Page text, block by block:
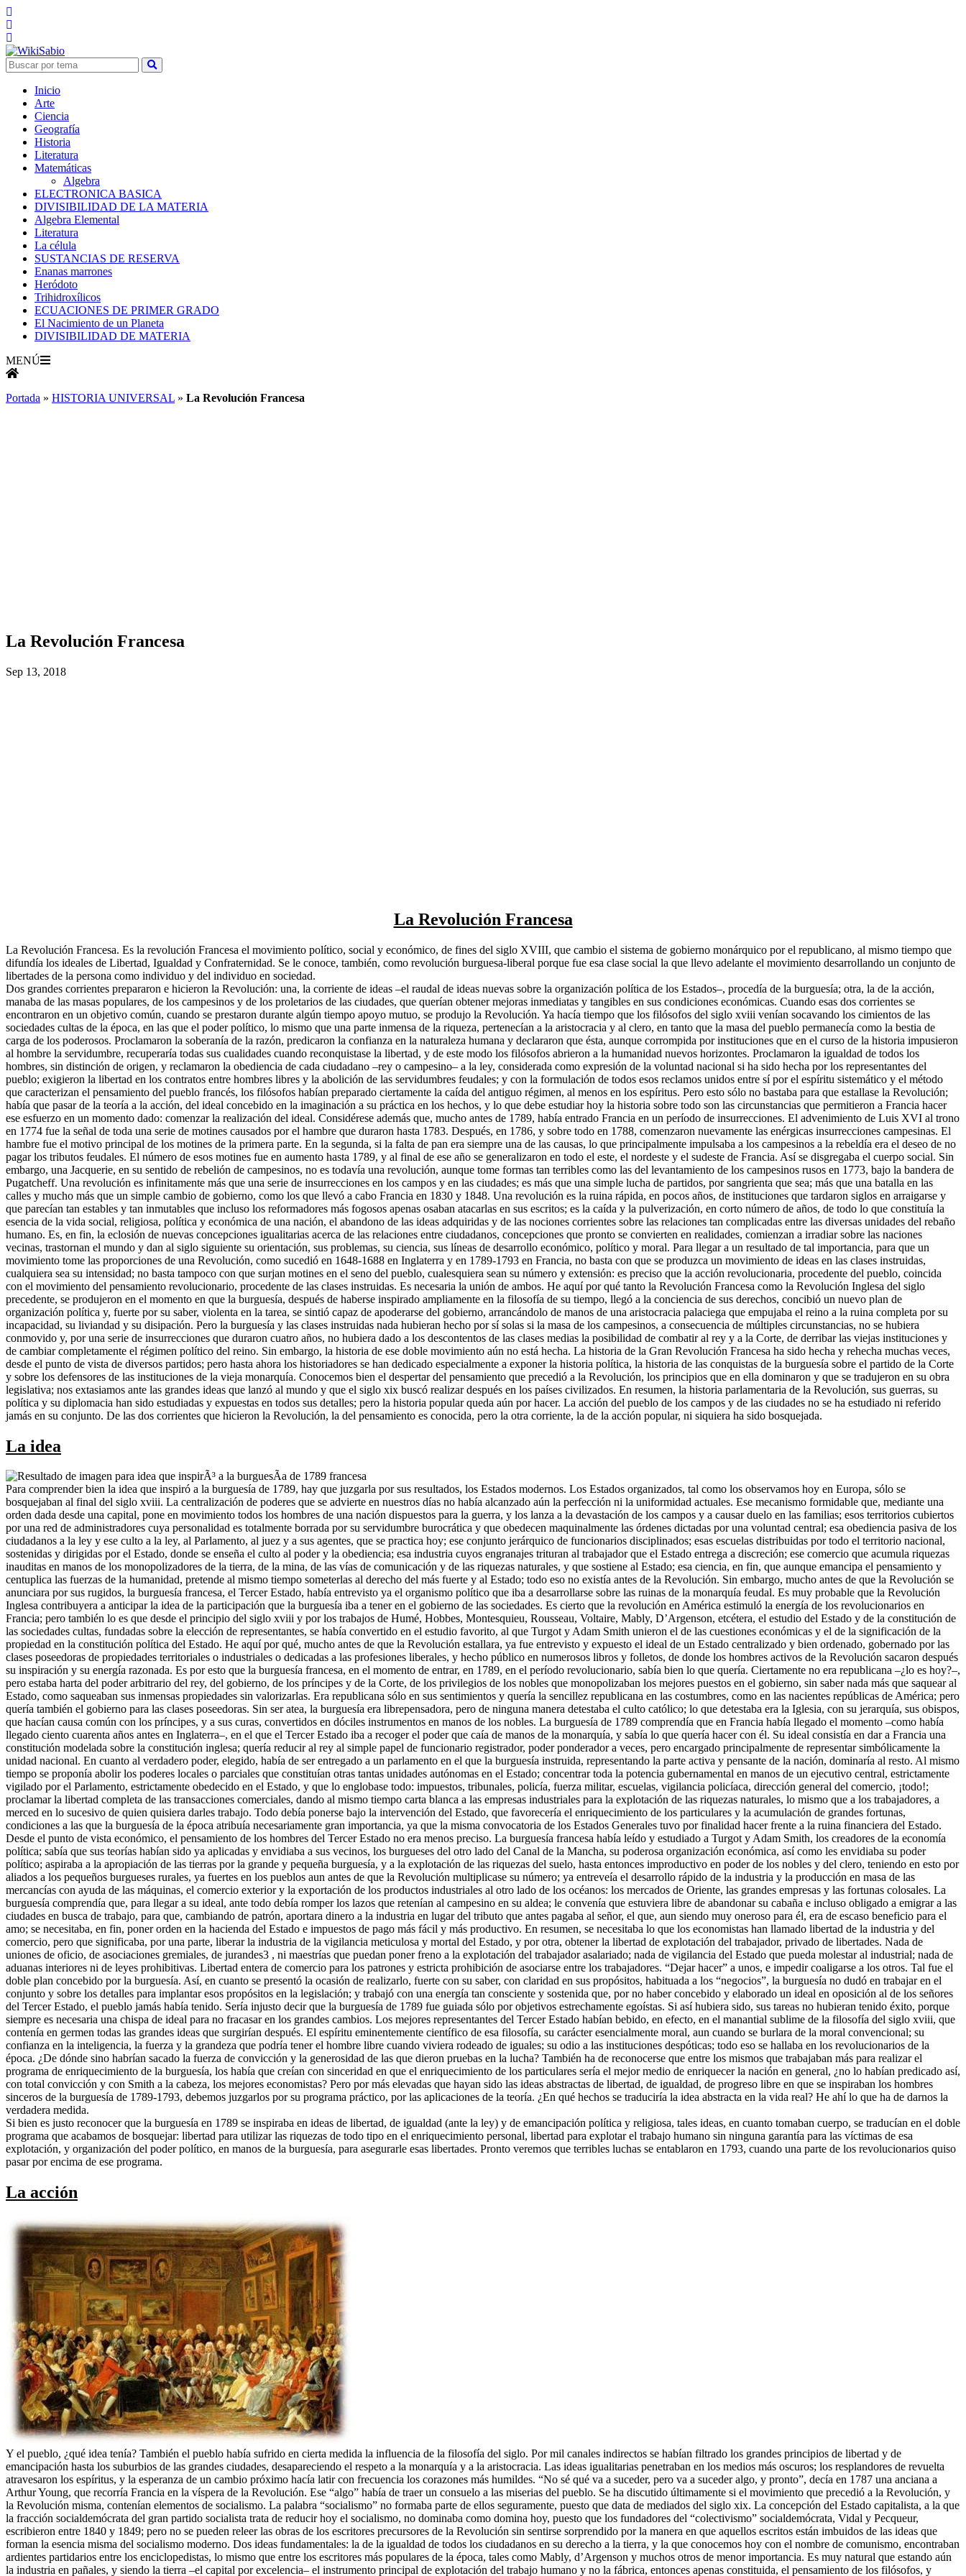
Inicio
Arte
Ciencia
Geografía
Historia
Literatura
Matemáticas
Algebra
ELECTRONICA BASICA
DIVISIBILIDAD DE LA MATERIA
Algebra Elemental
Literatura
La célula
SUSTANCIAS DE RESERVA
Enanas marrones
Heródoto
Trihidroxílicos
ECUACIONES DE PRIMER GRADO
El Nacimiento de un Planeta
DIVISIBILIDAD DE MATERIA
MENÚ
Portada » HISTORIA UNIVERSAL » La Revolución Francesa
La Revolución Francesa
Sep 13, 2018
La Revolución Francesa
La Revolución Francesa. Es la revolución Francesa el movimiento político, social y económico, de fines del siglo XVIII, que cambio el sistema de gobierno monárquico por el republicano, al mismo tiempo que
difundía los ideales de Libertad, Igualdad y Confraternidad. Se le conoce, también, como revolución burguesa-liberal porque fue esa clase social la que llevo adelante el movimiento desarrollando un conjunto de
libertades de la persona como individuo y del individuo en sociedad.
Dos grandes corrientes prepararon e hicieron la Revolución: una, la corriente de ideas –el raudal de ideas nuevas sobre la organización política de los Estados–, procedía de la burguesía; otra, la de la acción,
manaba de las masas populares, de los campesinos y de los proletarios de las ciudades, que querían obtener mejoras inmediatas y tangibles en sus condiciones económicas. Cuando esas dos corrientes se
encontraron en un objetivo común, cuando se prestaron durante algún tiempo apoyo mutuo, se produjo la Revolución. Ya hacía tiempo que los filósofos del siglo xviii venían socavando los cimientos de las
sociedades cultas de la época, en las que el poder político, lo mismo que una parte inmensa de la riqueza, pertenecían a la aristocracia y al clero, en tanto que la masa del pueblo permanecía como la bestia de
carga de los poderosos. Proclamaron la soberanía de la razón, predicaron la confianza en la naturaleza humana y declararon que ésta, aunque corrompida por instituciones que en el curso de la historia impusieron
al hombre la servidumbre, recuperaría todas sus cualidades cuando reconquistase la libertad, y de este modo los filósofos abrieron a la humanidad nuevos horizontes. Proclamaron la igualdad de todos los
hombres, sin distinción de origen, y reclamaron la obediencia de cada ciudadano –rey o campesino– a la ley, considerada como expresión de la voluntad nacional si ha sido hecha por los representantes del
pueblo; exigieron la libertad en los contratos entre hombres libres y la abolición de las servidumbres feudales; y con la formulación de todos esos reclamos unidos entre sí por el espíritu sistemático y el método
que caracterizan el pensamiento del pueblo francés, los filósofos habían preparado ciertamente la caída del antiguo régimen, al menos en los espíritus. Pero esto sólo no bastaba para que estallase la Revolución;
había que pasar de la teoría a la acción, del ideal concebido en la imaginación a su práctica en los hechos, y lo que debe estudiar hoy la historia sobre todo son las circunstancias que permitieron a Francia hacer
ese esfuerzo en un momento dado: comenzar la realización del ideal. Considérese además que, mucho antes de 1789, había entrado Francia en un período de insurrecciones. El advenimiento de Luis XVI al trono
en 1774 fue la señal de toda una serie de motines causados por el hambre que duraron hasta 1783. Después, en 1786, y sobre todo en 1788, comenzaron nuevamente las enérgicas insurrecciones campesinas. El
hambre fue el motivo principal de los motines de la primera parte. En la segunda, si la falta de pan era siempre una de las causas, lo que principalmente impulsaba a los campesinos a la rebeldía era el deseo de no
pagar los tributos feudales. El número de esos motines fue en aumento hasta 1789, y al final de ese año se generalizaron en todo el este, el nordeste y el sudeste de Francia. Así se disgregaba el cuerpo social. Sin
embargo, una Jacquerie, en su sentido de rebelión de campesinos, no es todavía una revolución, aunque tome formas tan terribles como las del levantamiento de los campesinos rusos en 1773, bajo la bandera de
Pugatcheff. Una revolución es infinitamente más que una serie de insurrecciones en los campos y en las ciudades; es más que una simple lucha de partidos, por sangrienta que sea; más que una batalla en las
calles y mucho más que un simple cambio de gobierno, como los que llevó a cabo Francia en 1830 y 1848. Una revolución es la ruina rápida, en pocos años, de instituciones que tardaron siglos en arraigarse y
que parecían tan estables y tan inmutables que incluso los reformadores más fogosos apenas osaban atacarlas en sus escritos; es la caída y la pulverización, en corto número de años, de todo lo que constituía la
esencia de la vida social, religiosa, política y económica de una nación, el abandono de las ideas adquiridas y de las nociones corrientes sobre las relaciones tan complicadas entre las diversas unidades del rebaño
humano. Es, en fin, la eclosión de nuevas concepciones igualitarias acerca de las relaciones entre ciudadanos, concepciones que pronto se convierten en realidades, comienzan a irradiar sobre las naciones
vecinas, trastornan el mundo y dan al siglo siguiente su orientación, sus problemas, su ciencia, sus líneas de desarrollo económico, político y moral. Para llegar a un resultado de tal importancia, para que un
movimiento tome las proporciones de una Revolución, como sucedió en 1648-1688 en Inglaterra y en 1789-1793 en Francia, no basta con que se produzca un movimiento de ideas en las clases instruidas,
cualquiera sea su intensidad; no basta tampoco con que surjan motines en el seno del pueblo, cualesquiera sean su número y extensión: es preciso que la acción revolucionaria, procedente del pueblo, coincida
con el movimiento del pensamiento revolucionario, procedente de las clases instruidas. Es necesaria la unión de ambos. He aquí por qué tanto la Revolución Francesa como la Revolución Inglesa del siglo
precedente, se produjeron en el momento en que la burguesía, después de haberse inspirado ampliamente en la filosofía de su tiempo, llegó a la conciencia de sus derechos, concibió un nuevo plan de
organización política y, fuerte por su saber, violenta en la tarea, se sintió capaz de apoderarse del gobierno, arrancándolo de manos de una aristocracia palaciega que empujaba el reino a la ruina completa por su
incapacidad, su liviandad y su disipación. Pero la burguesía y las clases instruidas nada hubieran hecho por sí solas si la masa de los campesinos, a consecuencia de múltiples circunstancias, no se hubiera
conmovido y, por una serie de insurrecciones que duraron cuatro años, no hubiera dado a los descontentos de las clases medias la posibilidad de combatir al rey y a la Corte, de derribar las viejas instituciones y
de cambiar completamente el régimen político del reino. Sin embargo, la historia de ese doble movimiento aún no está hecha. La historia de la Gran Revolución Francesa ha sido hecha y rehecha muchas veces,
desde el punto de vista de diversos partidos; pero hasta ahora los historiadores se han dedicado especialmente a exponer la historia política, la historia de las conquistas de la burguesía sobre el partido de la Corte
y sobre los defensores de las instituciones de la vieja monarquía. Conocemos bien el despertar del pensamiento que precedió a la Revolución, los principios que en ella dominaron y que se tradujeron en su obra
legislativa; nos extasiamos ante las grandes ideas que lanzó al mundo y que el siglo xix buscó realizar después en los países civilizados. En resumen, la historia parlamentaria de la Revolución, sus guerras, su
política y su diplomacia han sido estudiadas y expuestas en todos sus detalles; pero la historia popular queda aún por hacer. La acción del pueblo de los campos y de las ciudades no se ha estudiado ni referido
jamás en su conjunto. De las dos corrientes que hicieron la Revolución, la del pensamiento es conocida, pero la otra corriente, la de la acción popular, ni siquiera ha sido bosquejada.
La idea
Para comprender bien la idea que inspiró a la burguesía de 1789, hay que juzgarla por sus resultados, los Estados modernos. Los Estados organizados, tal como los observamos hoy en Europa, sólo se bosquejaban al final del siglo xviii. La centralización de poderes que se advierte en nuestros días no había alcanzado aún la perfección ni la uniformidad actuales. Ese mecanismo formidable que, mediante una orden dada desde una capital, pone en movimiento todos los hombres de una nación dispuestos para la guerra, y los lanza a la devastación de los campos y a causar duelo en las familias; esos territorios cubiertos por una red de administradores cuya personalidad es totalmente borrada por su servidumbre burocrática y que obedecen maquinalmente las órdenes dictadas por una voluntad central; esa obediencia pasiva de los ciudadanos a la ley y ese culto a la ley, al Parlamento, al juez y a sus agentes, que se practica hoy; ese conjunto jerárquico de funcionarios disciplinados; esas escuelas distribuidas por todo el territorio nacional, sostenidas y dirigidas por el Estado, donde se enseña el culto al poder y la obediencia; esa industria cuyos engranajes trituran al trabajador que el Estado entrega a discreción; ese comercio que acumula riquezas inauditas en manos de los monopolizadores de la tierra, de la mina, de las vías de comunicación y de las riquezas naturales, y que sostiene al Estado; esa ciencia, en fin, que aunque emancipa el pensamiento y centuplica las fuerzas de la humanidad, pretende al mismo tiempo someterlas al derecho del más fuerte y al Estado; todo eso no existía antes de la Revolución. Sin embargo, mucho antes de que la Revolución se anunciara por sus rugidos, la burguesía francesa, el Tercer Estado, había entrevisto ya el organismo político que iba a desarrollarse sobre las ruinas de la monarquía feudal. Es muy probable que la Revolución Inglesa contribuyera a anticipar la idea de la participación que la burguesía iba a tener en el gobierno de las sociedades. Es cierto que la revolución en América estimuló la energía de los revolucionarios en Francia; pero también lo es que desde el principio del siglo xviii y por los trabajos de Humé, Hobbes, Montesquieu, Rousseau, Voltaire, Mably, D’Argenson, etcétera, el estudio del Estado y de la constitución de las sociedades cultas, fundadas sobre la elección de representantes, se había convertido en el estudio favorito, al que Turgot y Adam Smith unieron el de las cuestiones económicas y el de la significación de la propiedad en la constitución política del Estado. He aquí por qué, mucho antes de que la Revolución estallara, ya fue entrevisto y expuesto el ideal de un Estado centralizado y bien ordenado, gobernado por las clases poseedoras de propiedades territoriales o industriales o dedicadas a las profesiones liberales, y hecho público en numerosos libros y folletos, de donde los hombres activos de la Revolución sacaron después su inspiración y su energía razonada. Es por esto que la burguesía francesa, en el momento de entrar, en 1789, en el período revolucionario, sabía bien lo que quería. Ciertamente no era republicana –¿lo es hoy?–, pero estaba harta del poder arbitrario del rey, del gobierno, de los príncipes y de la Corte, de los privilegios de los nobles que monopolizaban los mejores puestos en el gobierno, sin saber nada más que saquear al Estado, como saqueaban sus inmensas propiedades sin valorizarlas. Era republicana sólo en sus sentimientos y quería la sencillez republicana en las costumbres, como en las nacientes repúblicas de América; pero quería también el gobierno para las clases poseedoras. Sin ser atea, la burguesía era librepensadora, pero de ninguna manera detestaba el culto católico; lo que detestaba era la Iglesia, con su jerarquía, sus obispos, que hacían causa común con los príncipes, y a sus curas, convertidos en dóciles instrumentos en manos de los nobles. La burguesía de 1789 comprendía que en Francia había llegado el momento –como había llegado ciento cuarenta años antes en Inglaterra–, en el que el Tercer Estado iba a recoger el poder que caía de manos de la monarquía, y sabía lo que quería hacer con él. Su ideal consistía en dar a Francia una constitución modelada sobre la constitución inglesa; quería reducir al rey al simple papel de funcionario registrador, poder ponderador a veces, pero encargado principalmente de representar simbólicamente la unidad nacional. En cuanto al verdadero poder, elegido, había de ser entregado a un parlamento en el que la burguesía instruida, representando la parte activa y pensante de la nación, dominaría al resto. Al mismo tiempo se proponía abolir los poderes locales o parciales que constituían otras tantas unidades autónomas en el Estado; concentrar toda la potencia gubernamental en manos de un ejecutivo central, estrictamente vigilado por el Parlamento, estrictamente obedecido en el Estado, y que lo englobase todo: impuestos, tribunales, policía, fuerza militar, escuelas, vigilancia policíaca, dirección general del comercio, ¡todo!; proclamar la libertad completa de las transacciones comerciales, dando al mismo tiempo carta blanca a las empresas industriales para la explotación de las riquezas naturales, lo mismo que a los trabajadores, a merced en lo sucesivo de quien quisiera darles trabajo. Todo debía ponerse bajo la intervención del Estado, que favorecería el enriquecimiento de los particulares y la acumulación de grandes fortunas, condiciones a las que la burguesía de la época atribuía necesariamente gran importancia, ya que la misma convocatoria de los Estados Generales tuvo por finalidad hacer frente a la ruina financiera del Estado. Desde el punto de vista económico, el pensamiento de los hombres del Tercer Estado no era menos preciso. La burguesía francesa había leído y estudiado a Turgot y Adam Smith, los creadores de la economía política; sabía que sus teorías habían sido ya aplicadas y envidiaba a sus vecinos, los burgueses del otro lado del Canal de la Mancha, su poderosa organización económica, así como les envidiaba su poder político; aspiraba a la apropiación de las tierras por la grande y pequeña burguesía, y a la explotación de las riquezas del suelo, hasta entonces improductivo en poder de los nobles y del clero, teniendo en esto por aliados a los pequeños burgueses rurales, ya fuertes en los pueblos aun antes de que la Revolución multiplicase su número; ya entreveía el desarrollo rápido de la industria y la producción en masa de las mercancías con ayuda de las máquinas, el comercio exterior y la exportación de los productos industriales al otro lado de los océanos: los mercados de Oriente, las grandes empresas y las fortunas colosales. La burguesía comprendía que, para llegar a su ideal, ante todo debía romper los lazos que retenían al campesino en su aldea; le convenía que estuviera libre de abandonar su cabaña e incluso obligado a emigrar a las ciudades en busca de trabajo, para que, cambiando de patrón, aportara dinero a la industria en lugar del tributo que antes pagaba al señor, el que, aun siendo muy oneroso para él, era de escaso beneficio para el amo; se necesitaba, en fin, poner orden en la hacienda del Estado e impuestos de pago más fácil y más productivo. En resumen, se necesitaba lo que los economistas han llamado libertad de la industria y del comercio, pero que significaba, por una parte, liberar la industria de la vigilancia meticulosa y mortal del Estado, y por otra, obtener la libertad de explotación del trabajador, privado de libertades. Nada de uniones de oficio, de asociaciones gremiales, de jurandes3 , ni maestrías que puedan poner freno a la explotación del trabajador asalariado; nada de vigilancia del Estado que pueda molestar al industrial; nada de aduanas interiores ni de leyes prohibitivas. Libertad entera de comercio para los patrones y estricta prohibición de asociarse entre los trabajadores. “Dejar hacer” a unos, e impedir coaligarse a los otros. Tal fue el doble plan concebido por la burguesía. Así, en cuanto se presentó la ocasión de realizarlo, fuerte con su saber, con claridad en sus propósitos, habituada a los “negocios”, la burguesía no dudó en trabajar en el conjunto y sobre los detalles para implantar esos propósitos en la legislación; y trabajó con una energía tan consciente y sostenida que, por no haber concebido y elaborado un ideal en oposición al de los señores del Tercer Estado, el pueblo jamás había tenido. Sería injusto decir que la burguesía de 1789 fue guiada sólo por objetivos estrechamente egoístas. Si así hubiera sido, sus tareas no hubieran tenido éxito, porque siempre es necesaria una chispa de ideal para no fracasar en los grandes cambios. Los mejores representantes del Tercer Estado habían bebido, en efecto, en el manantial sublime de la filosofía del siglo xviii, que contenía en germen todas las grandes ideas que surgirían después. El espíritu eminentemente científico de esa filosofía, su carácter esencialmente moral, aun cuando se burlara de la moral convencional; su confianza en la inteligencia, la fuerza y la grandeza que podría tener el hombre libre cuando viviera rodeado de iguales; su odio a las instituciones despóticas; todo eso se hallaba en los revolucionarios de la época. ¿De dónde sino habrían sacado la fuerza de convicción y la generosidad de las que dieron pruebas en la lucha? También ha de reconocerse que entre los mismos que trabajaban más para realizar el programa de enriquecimiento de la burguesía, los había que creían con sinceridad en que el enriquecimiento de los particulares sería el mejor medio de enriquecer la nación en general, ¿no lo habían predicado así, con total convicción y con Smith a la cabeza, los mejores economistas? Pero por más elevadas que hayan sido las ideas abstractas de libertad, de igualdad, de progreso libre en que se inspiraban los hombres sinceros de la burguesía de 1789-1793, debemos juzgarlos por su programa práctico, por las aplicaciones de la teoría. ¿En qué hechos se t
Si bien es justo reconocer que la burguesía en 1789 se inspiraba en ideas de libertad, de igualdad (ante la ley) y de emancipación política y religiosa, tales ideas, en cuanto tomaban cuerpo, se traducían en el doble
programa que acabamos de bosquejar: libertad para utilizar las riquezas de todo tipo en el enriquecimiento personal, libertad para explotar el trabajo humano sin ninguna garantía para las víctimas de esa
explotación, y organización del poder político, en manos de la burguesía, para asegurarle esas libertades. Pronto veremos que terribles luchas se entablaron en 1793, cuando una parte de los revolucionarios quiso
pasar por encima de ese programa.
La acción
Y el pueblo, ¿qué idea tenía? También el pueblo había sufrido en cierta medida la influencia de la filosofía del siglo. Por mil canales indirectos se habían filtrado los grandes principios de libertad y de
emancipación hasta los suburbios de las grandes ciudades, desapareciendo el respeto a la monarquía y a la aristocracia. Las ideas igualitarias penetraban en los medios más oscuros; los resplandores de revuelta
atravesaron los espíritus, y la esperanza de un cambio próximo hacía latir con frecuencia los corazones más humildes. “No sé qué va a suceder, pero va a suceder algo, y pronto”, decía en 1787 una anciana a
Arthur Young, que recorría Francia en la víspera de la Revolución. Ese “algo” había de traer un consuelo a las miserias del pueblo. Se ha discutido últimamente si el movimiento que precedió a la Revolución, y
la Revolución misma, contenían elementos de socialismo. La palabra “socialismo” no formaba parte de ellos seguramente, puesto que data de mediados del siglo xix. La concepción del Estado capitalista, a la que
la fracción socialdemócrata del gran partido socialista trata de reducir hoy el socialismo, no dominaba como domina hoy, puesto que los fundadores del “colectivismo” socialdemócrata, Vidal y Pecqueur,
escribieron entre 1840 y 1849; pero no se pueden releer las obras de los escritores precursores de la Revolución sin sentirse sorprendido por la manera en que aquellos escritos están imbuidos de las ideas que
forman la esencia misma del socialismo moderno. Dos ideas fundamentales: la de la igualdad de todos los ciudadanos en su derecho a la tierra, y la que conocemos hoy con el nombre de comunismo, encontraban
ardientes partidarios entre los enciclopedistas, lo mismo que entre los escritores más populares de la época, tales como Mably, d’Argenson y muchos otros de menor importancia. Es muy natural que estando aún
la industria en pañales, y siendo la tierra –el capital por excelencia– el instrumento principal de explotación del trabajo humano y no la fábrica, entonces apenas constituida, el pensamiento de los filósofos, y